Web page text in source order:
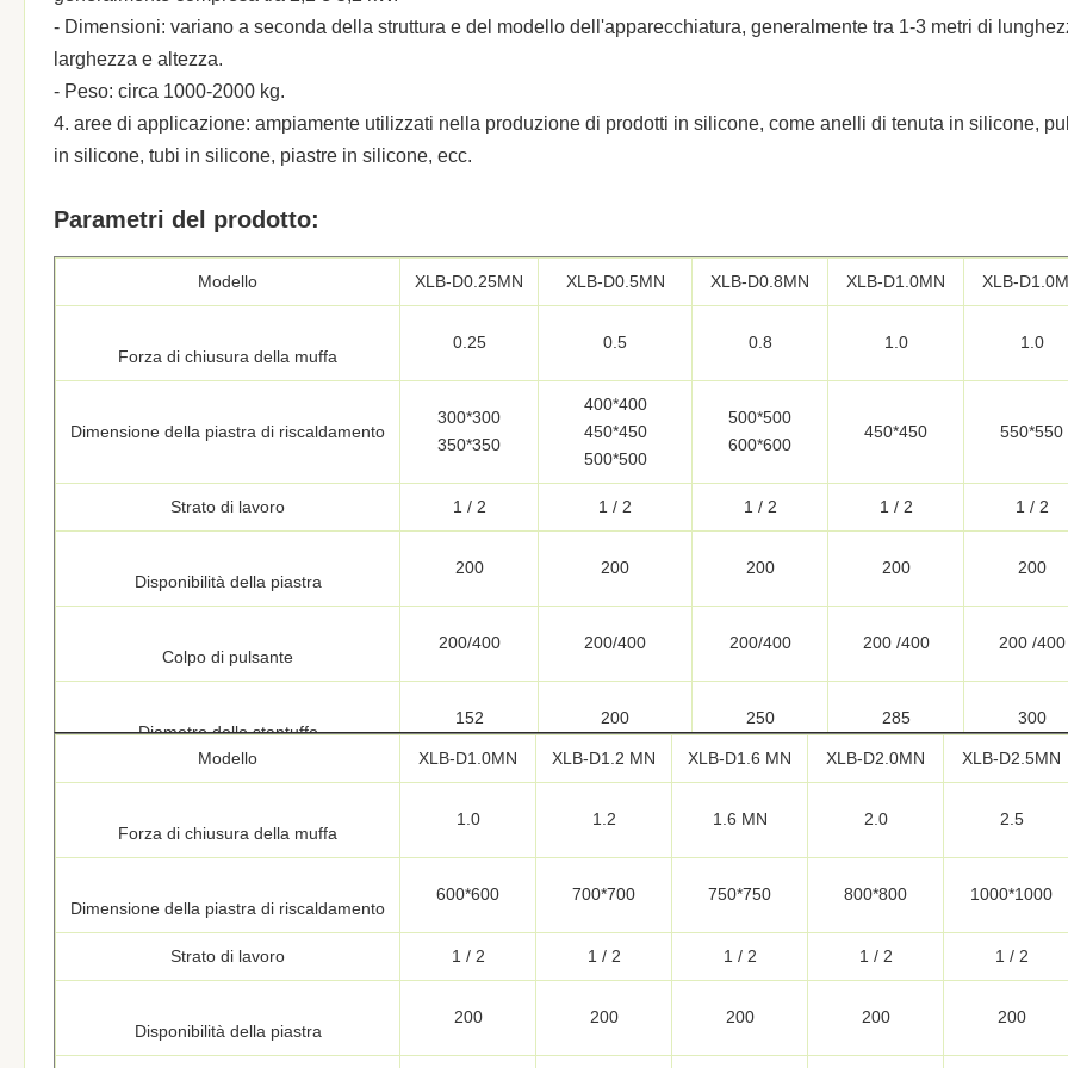
- Dimensioni: variano a seconda della struttura e del modello dell'apparecchiatura, generalmente tra 1-3 metri di
larghezza e altezza.
- Peso: circa 1000-2000 kg.
4. aree di applicazione: ampiamente utilizzati nella produzione di prodotti in silicone, come anelli di tenuta in silicone,
in silicone, tubi in silicone, piastre in silicone, ecc.
Parametri del prodotto:
Modello XLB-D0.25MN XLB-D0.5MN XLB-D0.8MN XLB-D1.0MN XLB-
Forza di chiusura della muffa
0.25 0.5 0.8 1.0 1.0
Dimensione della piastra di riscaldamento
300*300
350*350
400*400
450*450
500*500
500*500
600*600
450*450 550*550
Strato di lavoro 1 / 2 1 / 2 1 / 2 1 / 2 1 / 2
Disponibilità della piastra
200 200 200 200 200
Colpo di pulsante
200/400 200/400 200/400 200 /400 200 /400
Diametro dello stantuffo
152 200 250 285 300
piastra di riscaldamento (kg/cm2)
20.4
24.6
22.2
Riscaldamento
Temperatura di riscaldamento
Controllo automatico automatico automatico automatico
Modello XLB-D1.0MN XLB-D1.2 MN XLB-D1.6 MN XLB-D2.0MN XLB-D2.5MN
Forza di chiusura della muffa
1.0 1.2 1.6 MN 2.0 2.5
Dimensione della piastra di riscaldamento
600*600 700*700 750*750 800*800 1000*1000
Strato di lavoro 1 / 2 1 / 2 1 / 2 1 / 2 1 / 2
Disponibilità della piastra
200 200 200 200 200